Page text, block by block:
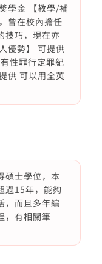
學金 【教學/補
曾在校內擔任
技巧，現在亦
優勢】 可提供
性罪行定罪紀
供 可以用全英
碩士學位，本
過15年，能夠
，而且多年編
，有相關筆